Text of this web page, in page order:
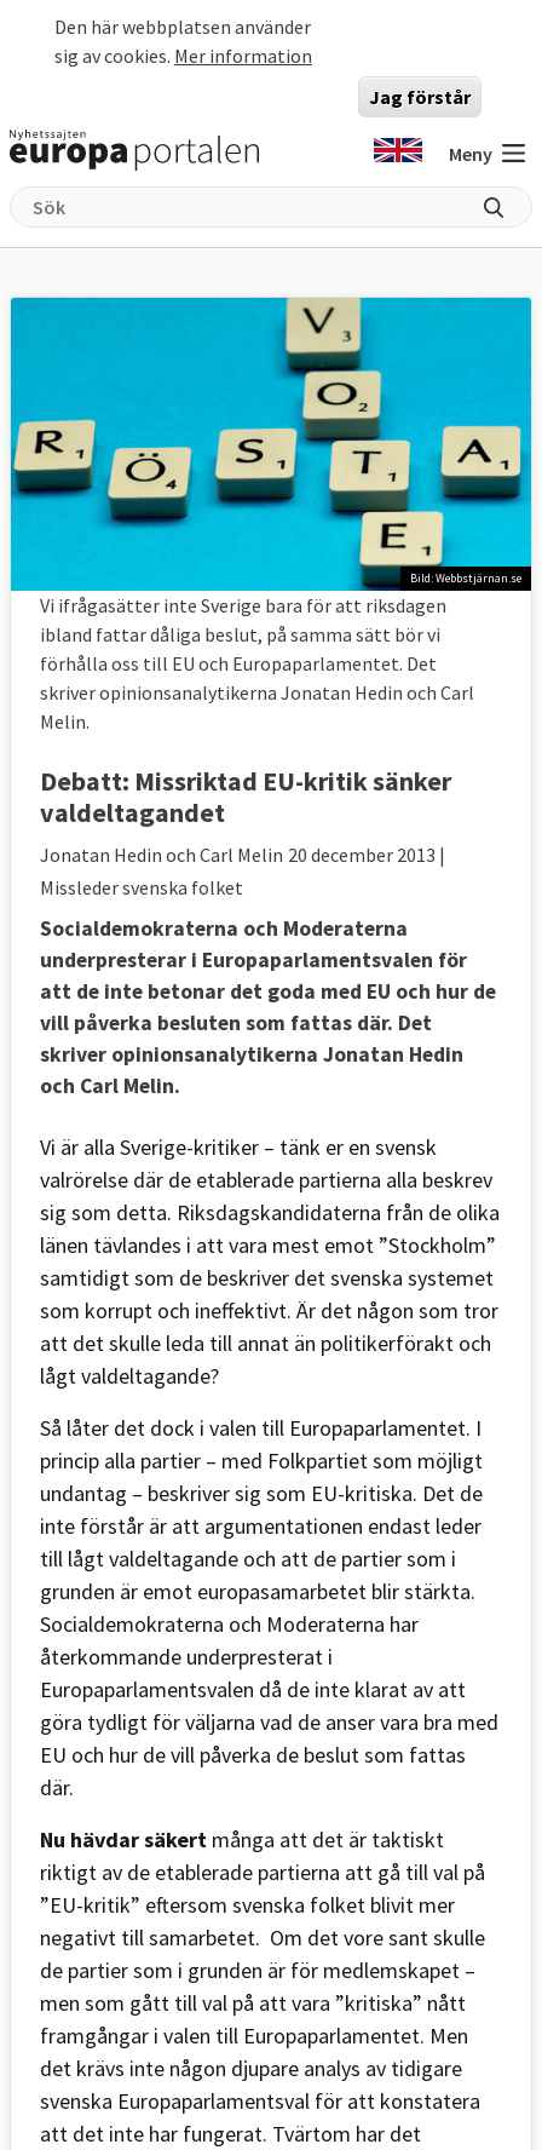
Den här webbplatsen använder
sig av cookies. Mer information
Jag förstår
Meny
Bild: Webbstjärnan.se
Vi ifrågasätter inte Sverige bara för att riksdagen
ibland fattar dåliga beslut, på samma sätt bör vi
förhålla oss till EU och Europaparlamentet. Det
skriver opinionsanalytikerna Jonatan Hedin och Carl
Melin.
Debatt: Missriktad EU-kritik sänker
valdeltagandet
Jonatan Hedin och Carl Melin 20 december 2013 |
Missleder svenska folket
Socialdemokraterna och Moderaterna
underpresterar i Europaparlamentsvalen för
att de inte betonar det goda med EU och hur de
vill påverka besluten som fattas där. Det
skriver opinionsanalytikerna Jonatan Hedin
och Carl Melin.
Vi är alla Sverige-kritiker – tänk er en svensk
valrörelse där de etablerade partierna alla beskrev
sig som detta. Riksdagskandidaterna från de olika
länen tävlandes i att vara mest emot ”Stockholm”
samtidigt som de beskriver det svenska systemet
som korrupt och ineffektivt. Är det någon som tror
att det skulle leda till annat än politikerförakt och
lågt valdeltagande?
Så låter det dock i valen till Europaparlamentet. I
princip alla partier – med Folkpartiet som möjligt
undantag – beskriver sig som EU-kritiska. Det de
inte förstår är att argumentationen endast leder
till lågt valdeltagande och att de partier som i
grunden är emot europasamarbetet blir stärkta.
Socialdemokraterna och Moderaterna har
återkommande underpresterat i
Europaparlamentsvalen då de inte klarat av att
göra tydligt för väljarna vad de anser vara bra med
EU och hur de vill påverka de beslut som fattas
där.
Nu hävdar säkert många att det är taktiskt
riktigt av de etablerade partierna att gå till val på
”EU-kritik” eftersom svenska folket blivit mer
negativt till samarbetet. Om det vore sant skulle
de partier som i grunden är för medlemskapet –
men som gått till val på att vara ”kritiska” nått
framgångar i valen till Europaparlamentet. Men
det krävs inte någon djupare analys av tidigare
svenska Europaparlamentsval för att konstatera
att det inte har fungerat. Tvärtom har det